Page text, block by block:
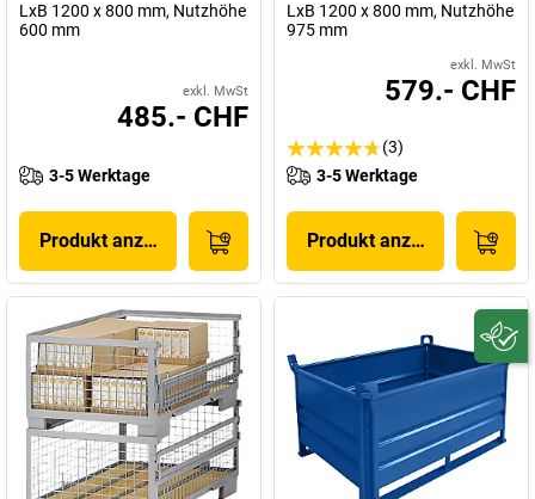
LxB 1200 x 800 mm, Nutzhöhe
600 mm
exkl. MwSt
485.- CHF
3-5 Werktage
Produkt anzeigen
LxB 1200 x 800 mm, Nutzhöhe
975 mm
exkl. MwSt
579.- CHF
(3)
3-5 Werktage
Produkt anzeigen